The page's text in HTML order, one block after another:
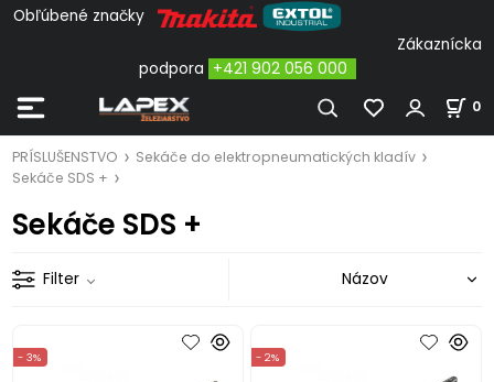
Obľúbené značky
Zákaznícka
podpora +421 902 056 000
0
PRÍSLUŠENSTVO
Sekáče do elektropneumatických kladív
Sekáče SDS +
Sekáče SDS +
Filter
- 3% - 2%